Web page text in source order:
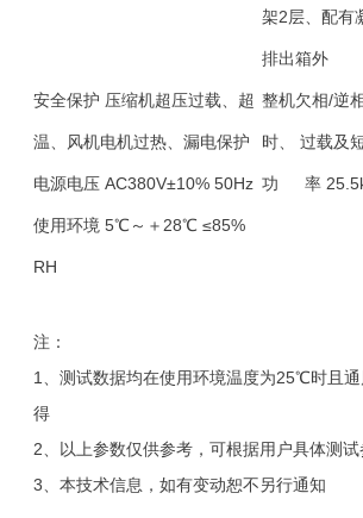
架2层、配有
排出箱外
安全保护 压缩机超压过载、超
温、风机电机过热、漏电保护
整机欠相/逆
时、 过载及
电源电压 AC380V±10% 50Hz 功 率
使用环境 5℃～＋28℃ ≤85%
RH
注：
1、测试数据均在使用环境温度为25℃时且通
得
2、以上参数仅供参考，可根据用户具体测试
3、本技术信息，如有变动恕不另行通知